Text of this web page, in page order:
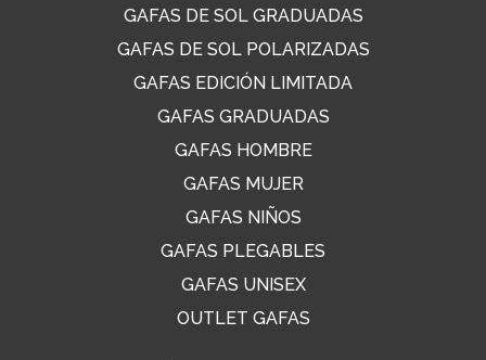
GAFAS DE SOL GRADUADAS
GAFAS DE SOL POLARIZADAS
GAFAS EDICIÓN LIMITADA
GAFAS GRADUADAS
GAFAS HOMBRE
GAFAS MUJER
GAFAS NIÑOS
GAFAS PLEGABLES
GAFAS UNISEX
OUTLET GAFAS